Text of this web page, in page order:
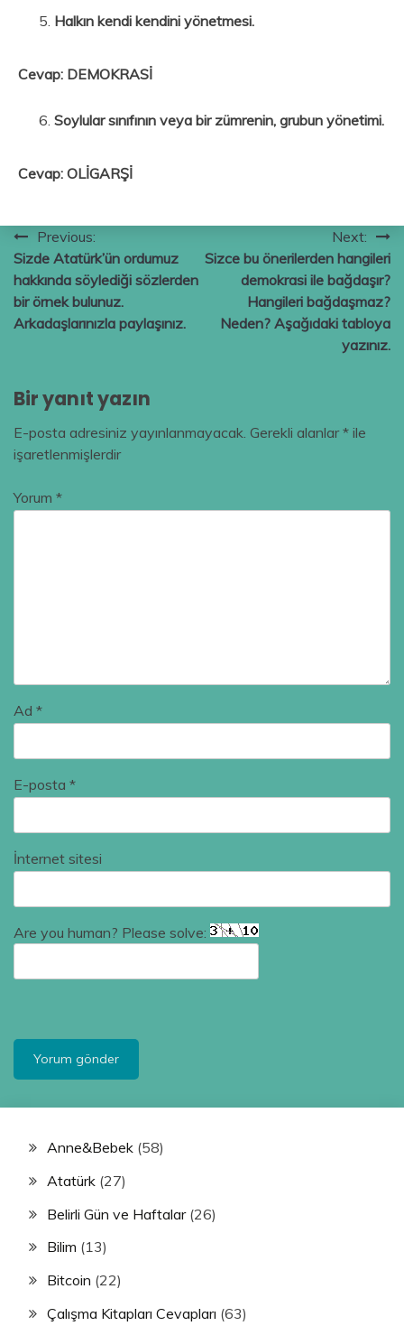
Halkın kendi kendini yönetmesi.
Cevap: DEMOKRASİ
Soylular sınıfının veya bir zümrenin, grubun yönetimi.
Cevap: OLİGARŞİ
Yazı
gezinmesi
Previous:
Sizde Atatürk’ün ordumuz
hakkında söylediği sözlerden
bir örnek bulunuz.
Arkadaşlarınızla paylaşınız.
Next:
Sizce bu önerilerden hangileri
demokrasi ile bağdaşır?
Hangileri bağdaşmaz?
Neden? Aşağıdaki tabloya
yazınız.
Bir yanıt yazın
E-posta adresiniz yayınlanmayacak. Gerekli alanlar* ile
işaretlenmişlerdir
Yorum *
Ad *
E-posta *
İnternet sitesi
Are you human? Please solve:
Anne&Bebek (58)
Atatürk (27)
Belirli Gün ve Haftalar(26)
Bilim (13)
Bitcoin (22)
Çalışma Kitapları Cevapları (63)